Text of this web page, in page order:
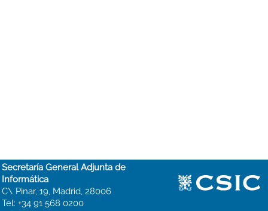
Secretaría General Adjunta de
Informática
C\ Pinar, 19, Madrid, 28006
Tel: +34 91 568 0200